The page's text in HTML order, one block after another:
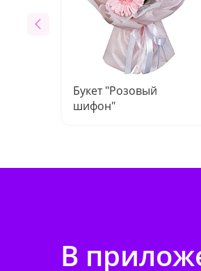
Букет "Розовый
шифон"
В